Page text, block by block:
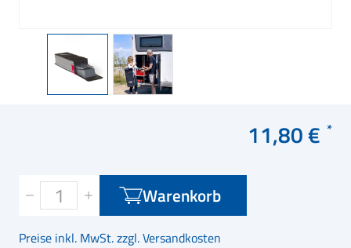
11,80 €
Warenkorb
Preise inkl. MwSt. zzgl. Versandkosten